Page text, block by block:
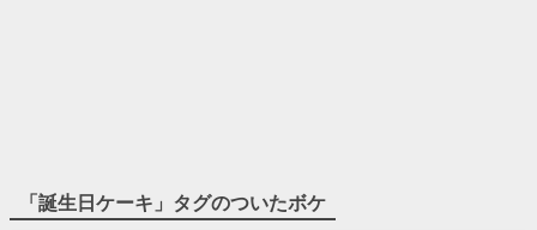
「誕生日ケーキ 」タグのついたボケ